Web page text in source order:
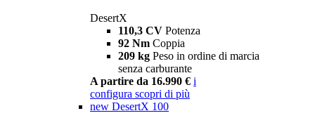
DesertX
110,3 CV Potenza
92 Nm Coppia
209 kg Peso in ordine di marcia
senza carburante
A partire da 16.990 € i
configura scopri di più
new DesertX 100